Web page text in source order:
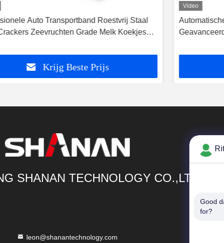
Auto Transportband Roestvrij Staal
Zeevruchten Grade Melk Koekjes
Krijg Beste Prijs
Video
SHANAN TECHNOLOGY CO.,LTD
leon@shanantechnology.com
Good
for?